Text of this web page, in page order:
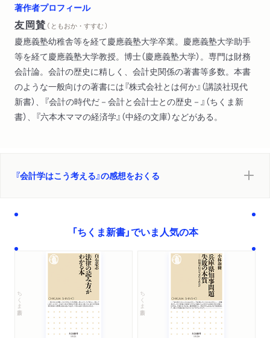
会計上の判断との関係）
第２章 会計の基本的な構造（貸借対照表、損益計算書の基本的
な構造
簿記とは何か
複式簿記とは何か
複式記入
複式簿記の十分条件ｌ複式簿記の体系性）
第３章 近代会計の特徴（会計公準
当座企業の生産は現金主義か
静態論から動態論へ
回帰（？））
第４章 会計学とは何か（会計学の文献
第５章 会計制度論（トライアングル体制
法の理念ないし目的の違い
法の在り方の違い
著作者プロフィール
友岡賛 （ ともおか・すすむ ）
慶應義塾幼稚舎等を経て慶應義塾大学卒業。慶應義塾大学助手
等を経て慶應義塾大学教授。博士（慶應義塾大学）。専門は財務
会計論。会計の歴史に精しく、会計史関係の著書等多数。本書
のような一般向けの著書には『株式会社とは何か』（講談社現代
新書）、『会計の時代だ－会計と会計士との歴史－』（ちくま新
書）、『六本木ママの経済学』（中経の文庫）などがある。
『会計学はこう考える』の感想をおくる
「ちくま新書」でいま人気の本
ちくま新書 ちくま新書